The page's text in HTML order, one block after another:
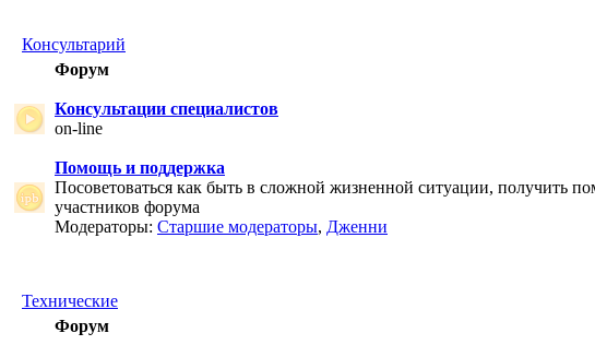
Консультарий
Форум
Консультации специалистов
on-line
Помощь и поддержка
Посоветоваться как быть в сложной жизненной ситуации, получить
участников форума
Модераторы: Старшие модераторы, Дженни
Технические
Форум